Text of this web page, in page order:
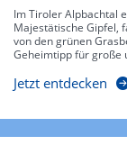
Im Tiroler Alpbachtal
Majestätische Gipfel,
von den grünen
Geheimtipp für große
Jetzt entdecken